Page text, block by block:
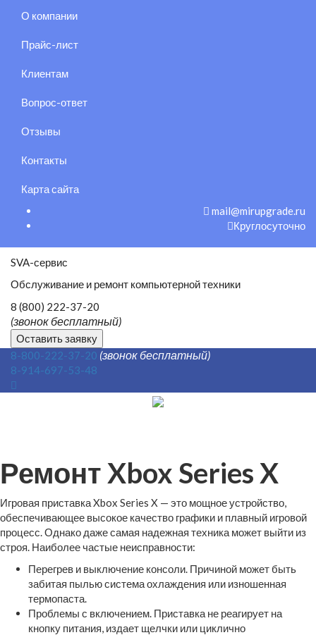
О компании
Прайс-лист
Клиентам
Вопрос-ответ
Отзывы
Контакты
Карта сайта
mail@mirupgrade.ru
Круглосуточно
SVA-сервис
Обслуживание и ремонт компьютерной техники
8 (800) 222-37-20
(звонок бесплатный)
Оставить заявку
8-800-222-37-20 (звонок бесплатный)
8-914-697-53-48
Ремонт Xbox Series X
Игровая приставка Xbox Series X — это мощное устройство,
обеспечивающее высокое качество графики и плавный игровой
процесс. Однако даже самая надежная техника может выйти из
строя. Наиболее частые неисправности:
Перегрев и выключение консоли. Причиной может быть
забитая пылью система охлаждения или изношенная
термопаста.
Проблемы с включением. Приставка не реагирует на
кнопку питания, издает щелчки или циклично